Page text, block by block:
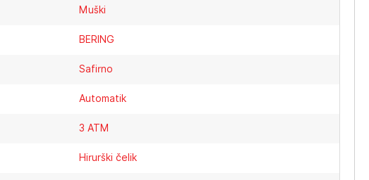
Muški
BERING
Safirno
Automatik
3 ATM
Hirurški čelik